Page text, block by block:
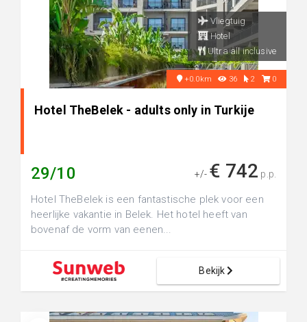
Vliegtuig
Hotel
Ultra all inclusive
+0.0km 36 2 0
Hotel TheBelek - adults only in Turkije
29/10 +/- € 742 p.p.
Hotel TheBelek is een fantastische plek voor een
heerlijke vakantie in Belek. Het hotel heeft van
bovenaf de vorm van eenen...
Bekijk